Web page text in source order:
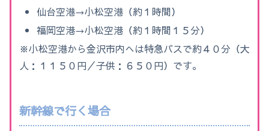
仙台空港→小松空港（約１時間）
福岡空港→小松空港（約１時間１５分）
※小松空港から金沢市内へは特急バスで約４０分（大
人：１１５０円／子供：６５０円）です。
新幹線で行く場合